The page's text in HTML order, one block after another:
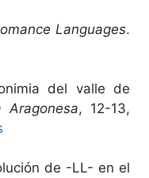
Languages.
del valle de
Aragonesa, 12-13,
de -LL- en el